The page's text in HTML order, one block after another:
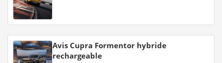
Avis Cupra Formentor hybride
rechargeable